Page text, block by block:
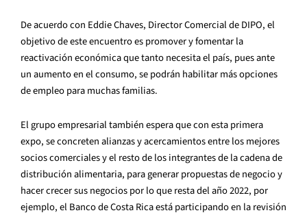
De acuerdo con Eddie Chaves, Director Comercial de DIPO, el
objetivo de este encuentro es promover y fomentar la
reactivación económica que tanto necesita el país, pues ante
un aumento en el consumo, se podrán habilitar más opciones
de empleo para muchas familias.
El grupo empresarial también espera que con esta primera
expo, se concreten alianzas y acercamientos entre los mejores
socios comerciales y el resto de los integrantes de la cadena de
distribución alimentaria, para generar propuestas de negocio y
hacer crecer sus negocios por lo que resta del año 2022, por
ejemplo, el Banco de Costa Rica está participando en la revisión